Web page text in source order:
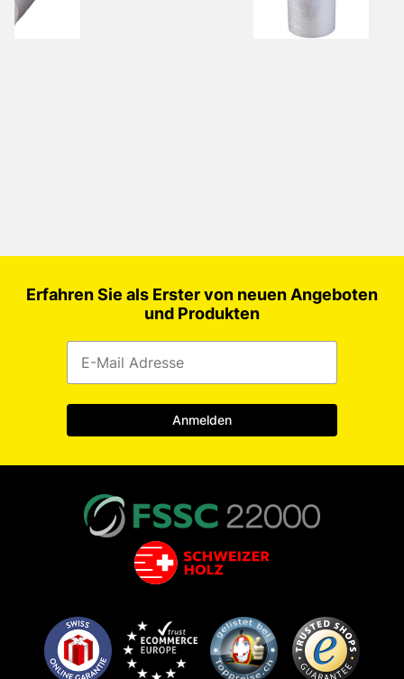
Erfahren Sie als Erster von neuen Angeboten
und Produkten
Anmelden